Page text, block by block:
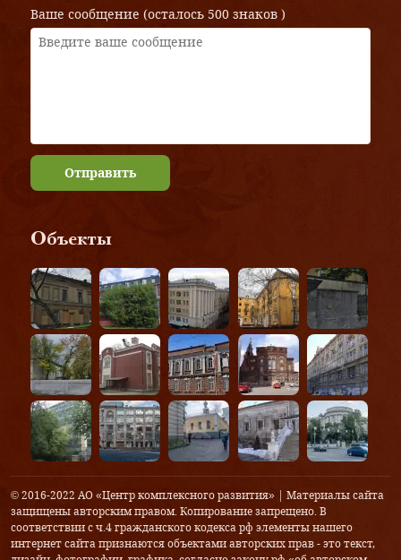
Ваше сообщение (осталось 500 знаков )
Отправить
Объекты
© 2016-2022 АО «Центр комплексного развития» | Материалы сайта
защищены авторским правом. Копирование запрещено. В
соответствии с ч.4 гражданского кодекса рф элементы нашего
интернет сайта признаются объектами авторских прав - это текст,